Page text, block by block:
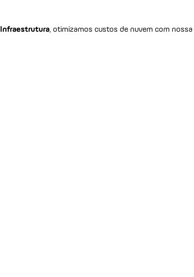
Infraestrutura, otimizamos custos de nuvem com